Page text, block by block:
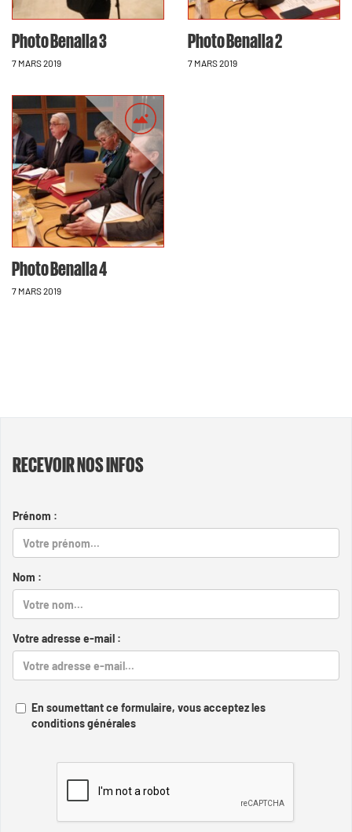
Photo Benalla 3
7 MARS 2019
Photo Benalla 2
7 MARS 2019
Photo Benalla 4
7 MARS 2019
RECEVOIR NOS INFOS
Prénom :
Nom :
Votre adresse e-mail :
En soumettant ce formulaire, vous acceptez les
conditions générales